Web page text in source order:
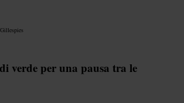
Gillespies
verde per una pausa tra le